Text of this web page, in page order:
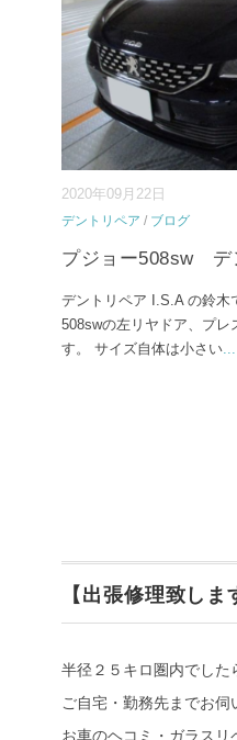
2020年09月22日
デントリペア / ブログ
プジョー508sw デ
デントリペア I.S.A の鈴木
508swの左リヤドア、プ
す。 サイズ自体は小さい...
【出張修理致しま
半径２５キロ圏内でした
ご自宅・勤務先までお伺
お車のヘコミ・ガラスリ